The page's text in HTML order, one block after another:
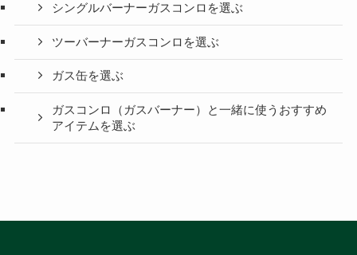
シングルバーナーガスコンロを選ぶ
ツーバーナーガスコンロを選ぶ
ガス缶を選ぶ
ガスコンロ（ガスバーナー）と一緒に使うおすすめ
アイテムを選ぶ